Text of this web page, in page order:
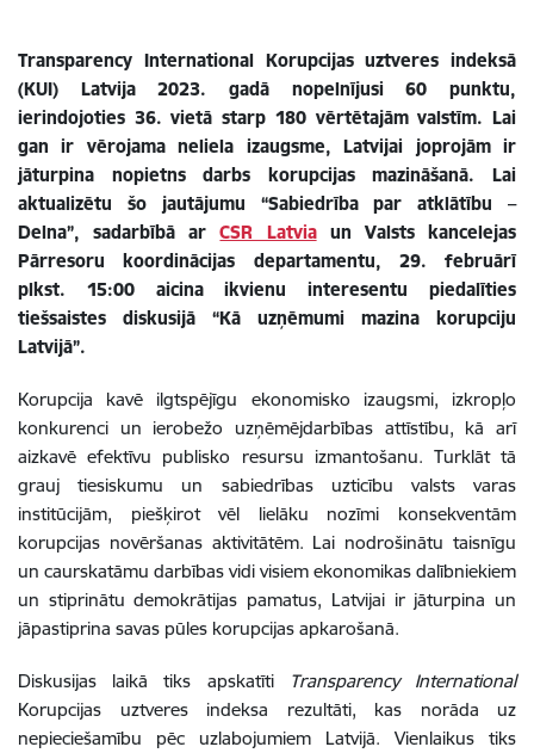
Transparency International Korupcijas uztveres indeksā
(KUI) Latvija 2023. gadā nopelnījusi 60 punktu,
ierindojoties 36. vietā starp 180 vērtētajām valstīm. Lai
gan ir vērojama neliela izaugsme, Latvijai joprojām ir
jāturpina nopietns darbs korupcijas mazināšanā. Lai
aktualizētu šo jautājumu “Sabiedrība par atklātību –
Delna”, sadarbībā arCSR Latviaun Valsts kancelejas
Pārresoru koordinācijas departamentu, 29. februārī
plkst. 15:00 aicina ikvienu interesentu piedalīties
tiešsaistes diskusijā “Kā uzņēmumi mazina korupciju
Latvijā”.
Korupcija kavē ilgtspējīgu ekonomisko izaugsmi, izkropļo
konkurenci un ierobežo uzņēmējdarbības attīstību, kā arī
aizkavē efektīvu publisko resursu izmantošanu. Turklāt tā
grauj tiesiskumu un sabiedrības uzticību valsts varas
institūcijām, piešķirot vēl lielāku nozīmi konsekventām
korupcijas novēršanas aktivitātēm. Lai nodrošinātu taisnīgu
un caurskatāmu darbības vidi visiem ekonomikas dalībniekiem
un stiprinātu demokrātijas pamatus, Latvijai ir jāturpina un
jāpastiprina savas pūles korupcijas apkarošanā.
Diskusijas laikā tiks apskatīti
Transparency International
Korupcijas uztveres indeksa rezultāti, kas norāda uz
nepieciešamību pēc uzlabojumiem Latvijā. Vienlaikus tiks